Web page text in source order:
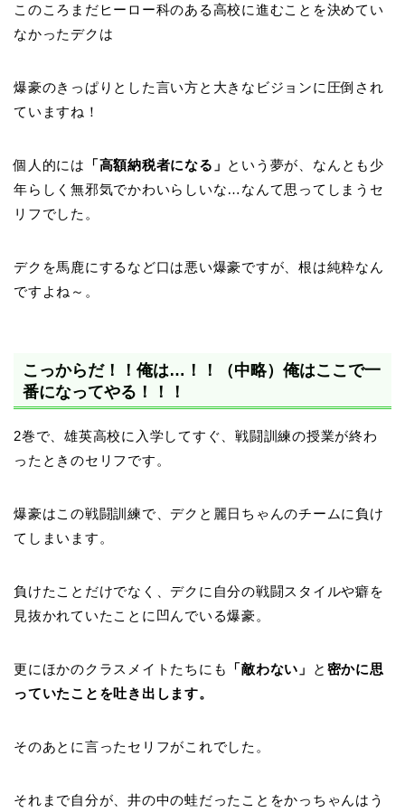
このころまだヒーロー科のある高校に進むことを決めてい
なかったデクは
爆豪のきっぱりとした言い方と大きなビジョンに圧倒され
ていますね！
個人的には 「高額納税者になる」 という夢が、なんとも少
年らしく無邪気でかわいらしいな…なんて思ってしまうセ
リフでした。
デクを馬鹿にするなど口は悪い爆豪ですが、根は純粋なん
ですよね～。
こっからだ！！俺は…！！（中略）俺はここで一
番になってやる！！！
2巻で、雄英高校に入学してすぐ、戦闘訓練の授業が終わ
ったときのセリフです。
爆豪はこの戦闘訓練で、デクと麗日ちゃんのチームに負け
てしまいます。
負けたことだけでなく、デクに自分の戦闘スタイルや癖を
見抜かれていたことに凹んでいる爆豪。
更にほかのクラスメイトたちにも 「敵わない」 と 密かに思
っていたことを吐き出します。
そのあとに言ったセリフがこれでした。
それまで自分が、井の中の蛙だったことをかっちゃんはう